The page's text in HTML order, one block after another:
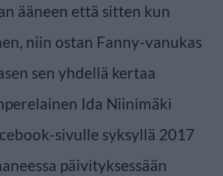
ääneen että sitten kun
niin ostan Fanny-vanukas
sen yhdellä kertaa
Ida Niinimäki
sivulle syksyllä 2017
päivityksessään